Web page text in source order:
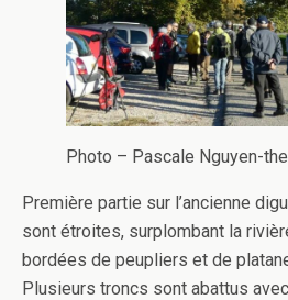
Photo – Pascale Nguyen-the
Première partie sur l’ancienne
sont étroites, surplombant la
bordées de peupliers et de
Plusieurs troncs sont abattus